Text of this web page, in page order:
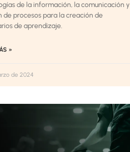
de la información, la comunicación y
de procesos para la creación de
de aprendizaje.
»
de 2024